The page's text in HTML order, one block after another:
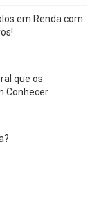
em Renda com
que os
Conhecer